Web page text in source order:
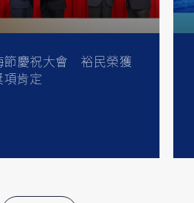
節慶祝大會 裕民榮獲
項肯定